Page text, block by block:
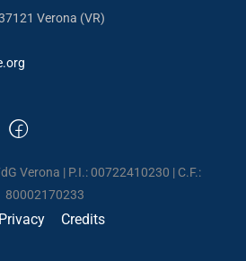
Verona (VR)
Verona | P.I.: 00722410230 | C.F.:
80002170233
Privacy Credits